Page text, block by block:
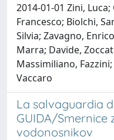
2014-01-01 Zini,
Francesco; Biolchi,
Silvia; Zavagno,
Marra; Davide,
Massimiliano,
Vaccaro
La salvaguardia
GUIDA/Smernice
vodonosnikov